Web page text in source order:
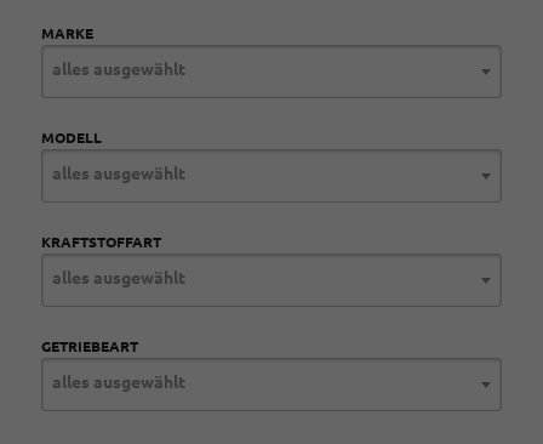
MARKE
alles ausgewählt
MODELL
alles ausgewählt
KRAFTSTOFFART
alles ausgewählt
GETRIEBEART
alles ausgewählt